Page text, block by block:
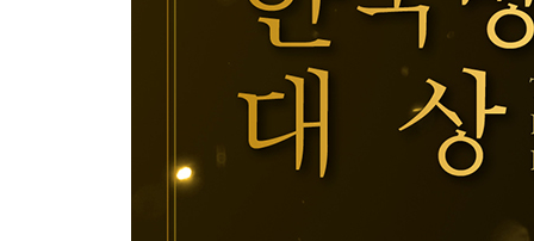
5장. 밤하늘에는 빛나지 않는 별들이 더 많다
일본에서 찾은 퍼즐의 마지막 조각
아! 소리 없이 착한 사람들
[그가 꿈꾼 세상을, 우리 모두가]
에필로그. 땅속의 잔뿌리들이 있기에 꽃이 핀다